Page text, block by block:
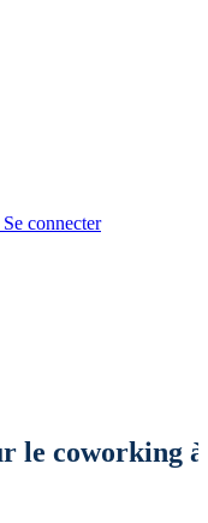
Se connecter
le coworking à